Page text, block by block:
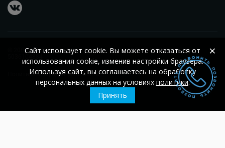
vkontakte
© 2007 – 2026 ООО «Гласс Проект» ОГРН 1105074002560; ИНН
Политика конфиденциальности
Сайт использует cookie. Вы можете отказаться от
использования cookie, изменив настройки браузера.
Используя сайт, вы соглашаетесь на обработку
персональных данных на условиях политики.
Принять
×